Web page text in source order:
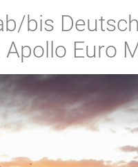
bis
Apollo Euro